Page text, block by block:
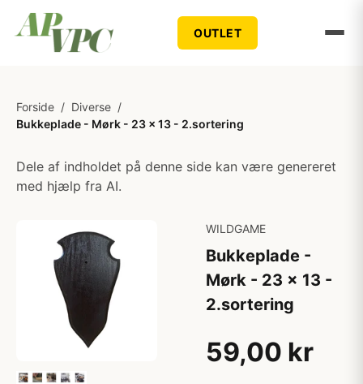
OUTLET
Forside / Diverse /
Bukkeplade - Mørk - 23 x 13 - 2.sortering
Dele af indholdet på denne side kan være genereret
med hjælp fra AI.
WILDGAME
Bukkeplade -
Mørk - 23 x 13 -
2.sortering
59,00 kr